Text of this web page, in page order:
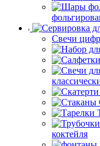
Свечи
коктейля